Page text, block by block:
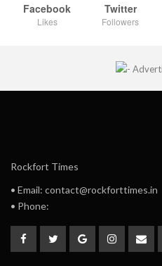
Facebook
Likes
Twitter
Followers
Rockfort Times
• Email: contact@rockforttimes.in
• Phone: